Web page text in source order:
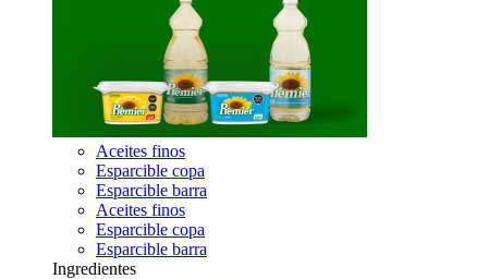
Aceites finos
Esparcible copa
Esparcible barra
Aceites finos
Esparcible copa
Esparcible barra
Ingredientes